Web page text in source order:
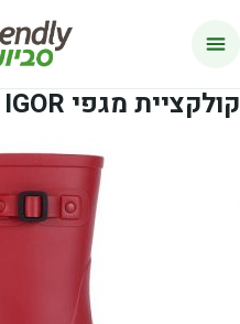
קולקציית מגפי IGOR בצברה